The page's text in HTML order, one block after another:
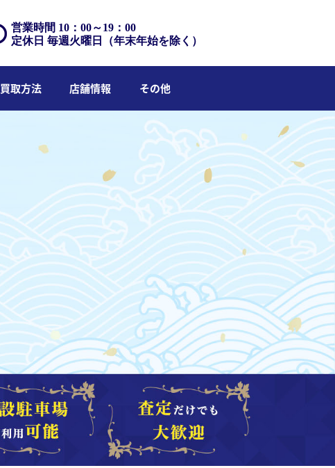
営業時間 10：00～19：00
定休日 毎週火曜日（年末年始を除く）
買取方法 店舗情報 その他